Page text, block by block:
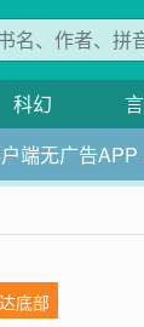
科幻
端无广告APP
底部